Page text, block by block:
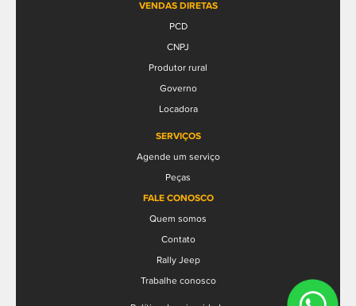
VENDAS DIRETAS
PCD
CNPJ
Produtor rural
Governo
Locadora
SERVIÇOS
Agende um serviço
Peças
FALE CONOSCO
Quem somos
Contato
Rally Jeep
Trabalhe conosco